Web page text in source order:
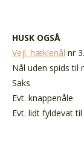
HUSK OGSÅ
Vejl. hæklenål nr
Nål uden spids til
Saks
Evt. knappenåle
Evt. lidt fyldevat